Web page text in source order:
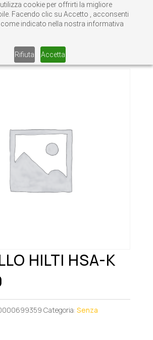
utilizza cookie per offrirti la migliore
Facendo clic su Accetto , acconsenti
come indicato nella nostra informativa
Rifiuta Accetta
categoria
HILTI HSA-K
Categoria: Senza